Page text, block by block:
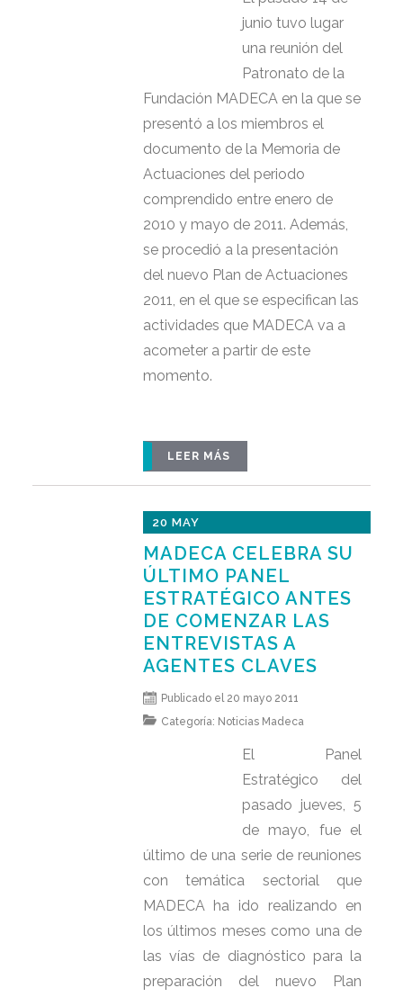
junio tuvo lugar
una reunión del
Patronato de la
Fundación MADECA en la que se
presentó a los miembros el
documento de la Memoria de
Actuaciones del periodo
comprendido entre enero de
2010 y mayo de 2011. Además,
se procedió a la presentación
del nuevo Plan de Actuaciones
2011, en el que se especifican las
actividades que MADECA va a
acometer a partir de este
momento.
LEER MÁS
20 MAY
MADECA CELEBRA SU
ÚLTIMO PANEL
ESTRATÉGICO ANTES
DE COMENZAR LAS
ENTREVISTAS A
AGENTES CLAVES
Publicado el 20 mayo 2011
Categoría: Noticias Madeca
El Panel
Estratégico del
pasado jueves, 5
de mayo, fue el
último de una serie de reuniones
con temática sectorial que
MADECA ha ido realizando en
los últimos meses como una de
las vías de diagnóstico para la
preparación del nuevo Plan